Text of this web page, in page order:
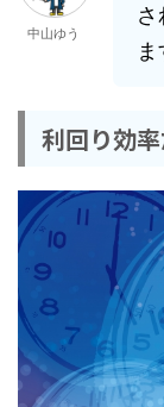
中山ゆう
ま
利回り効